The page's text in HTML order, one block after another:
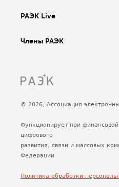
РАЭК Live
Члены РАЭК
© 2026, Ассоциация
Функционирует при
цифрового
развития, связи и массовых
Федерации
Политика обработки